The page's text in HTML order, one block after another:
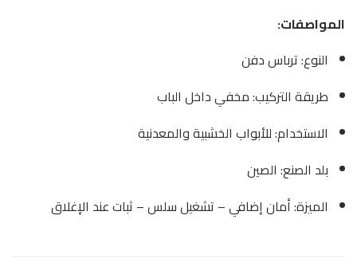
المواصفات:
النوع: ترباس دفن
طريقة التركيب: مخفي داخل الباب
الاستخدام: للأبواب الخشبية والمعدنية
بلد الصنع: الصين
الميزة: أمان إضافي – تشغيل سلس – ثبات عند الإغلاق